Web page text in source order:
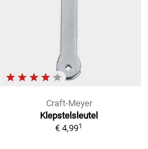
Craft-Meyer
Klepstelsleutel
€ 4,991